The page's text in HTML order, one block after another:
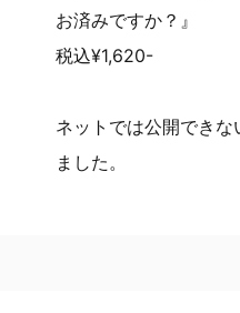
お済みですか？』
税込¥1,620-
ネットでは公開でき
ました。